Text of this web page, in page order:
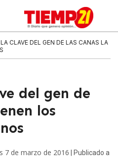
CLAVE DEL GEN DE LAS CANAS LA
del gen de
los
7 de marzo de 2016 | Publicado a